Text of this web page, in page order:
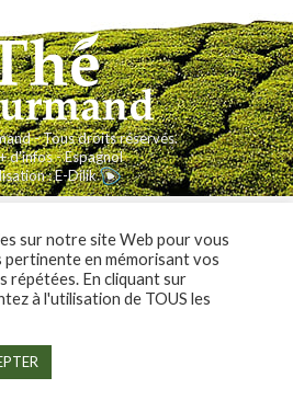
- Tous droits réservés.
d'infos - Espagnol
:E-Dilik
sur notre site Web pour vous
en mémorisant vos
répétées. En cliquant sur
à l'utilisation de TOUS les